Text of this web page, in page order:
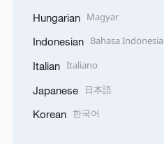
Hungarian Magyar
Indonesian Bahasa Indonesia
Italian Italiano
Japanese 日本語
Korean 한국어